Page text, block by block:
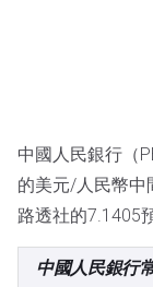
中國人民銀行（
的美元/人民幣中
路透社的7.1405
中國人民銀行